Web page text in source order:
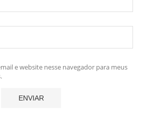
e website nesse navegador para meus